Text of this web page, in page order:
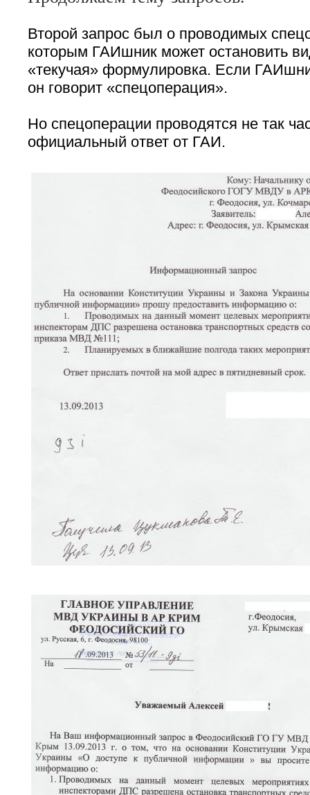
Второй запрос был о проводимых
которым ГАИшник может остановить
«текучая» формулировка. Если
он говорит «спецоперация».
Но спецоперации проводятся не так
официальный ответ от ГАИ.